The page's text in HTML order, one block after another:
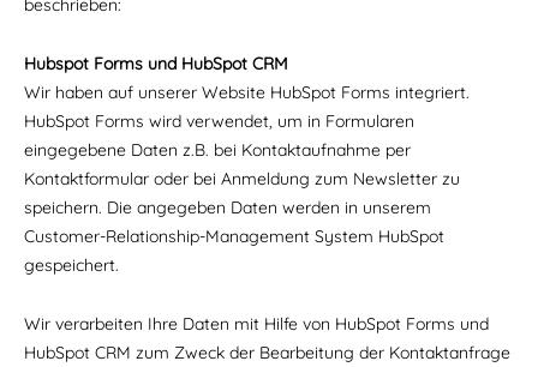
beschrieben:
Hubspot Forms und HubSpot CRM
Wir haben auf unserer Website HubSpot Forms integriert.
HubSpot Forms wird verwendet, um in Formularen
eingegebene Daten z.B. bei Kontaktaufnahme per
Kontaktformular oder bei Anmeldung zum Newsletter zu
speichern. Die angegeben Daten werden in unserem
Customer-Relationship-Management System HubSpot
gespeichert.
Wir verarbeiten Ihre Daten mit Hilfe von HubSpot Forms und
HubSpot CRM zum Zweck der Bearbeitung der Kontaktanfrage